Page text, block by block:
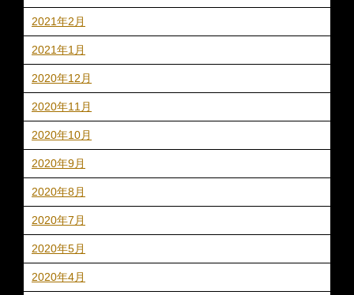
2021年2月
2021年1月
2020年12月
2020年11月
2020年10月
2020年9月
2020年8月
2020年7月
2020年5月
2020年4月